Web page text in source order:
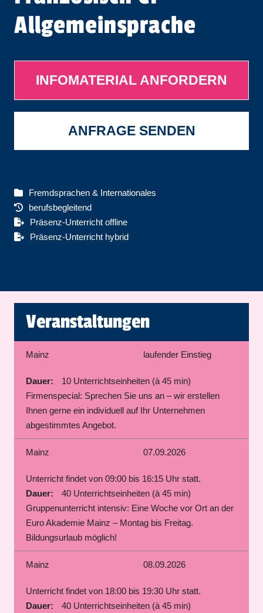
Allgemeinsprache
INFOMATERIAL ANFORDERN
ANFRAGE SENDEN
Fremdsprachen & Internationales
berufsbegleitend
Präsenz-Unterricht offline
Präsenz-Unterricht hybrid
Veranstaltungen
Mainz laufender Einstieg
Dauer:
10 Unterrichtseinheiten (à 45 min)
Firmenspecial: Sprechen Sie uns an – wir erstellen
Ihnen gerne ein individuell auf Ihr Unternehmen
abgestimmtes Angebot.
Mainz 07.09.2026
Unterricht findet von 09:00 bis 16:15 Uhr statt.
Dauer:
40 Unterrichtseinheiten (à 45 min)
Gruppenunterricht intensiv: Eine Woche vor Ort an der
Euro Akademie Mainz – Montag bis Freitag.
Bildungsurlaub möglich!
Mainz 08.09.2026
Unterricht findet von 18:00 bis 19:30 Uhr statt.
Dauer:
40 Unterrichtseinheiten (à 45 min)